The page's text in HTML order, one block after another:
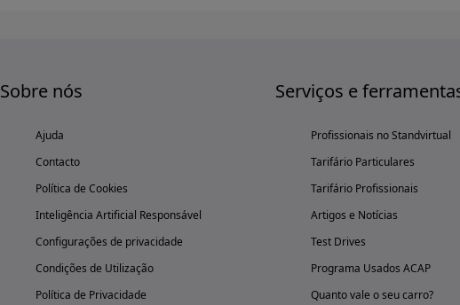
Sobre nós
Ajuda
Contacto
Política de Cookies
Inteligência Artificial Responsável
Configurações de privacidade
Condições de Utilização
Política de Privacidade
Serviços e
Profissionais no Standvirtual
Tarifário Particulares
Tarifário Profissionais
Artigos e Notícias
Test Drives
Programa Usados ACAP
Quanto vale o seu carro?